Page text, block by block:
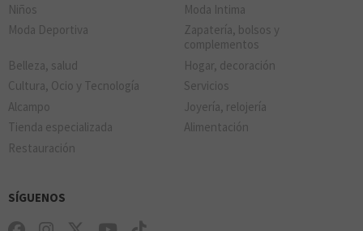
Niños
Moda Intima
Moda Deportiva
Zapatería, bolsos y
complementos
Belleza, salud
Hogar, decoración
Cultura, Ocio y Tecnología
Servicios
Alcampo
Joyería, relojería
Tienda especializada
Alimentación
Restauración
SÍGUENOS